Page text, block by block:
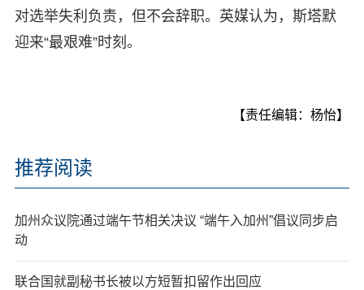
对选举失利负责，但不会辞职。英媒认为，斯塔默
迎来“最艰难”时刻。
【责任编辑：杨怡】
推荐阅读
加州众议院通过端午节相关决议 “端午入加州”倡议同步启
动
联合国就副秘书长被以方短暂扣留作出回应